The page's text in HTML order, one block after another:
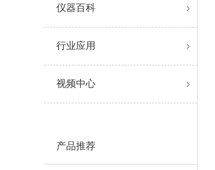
仪器百科
行业应用
视频中心
产品推荐